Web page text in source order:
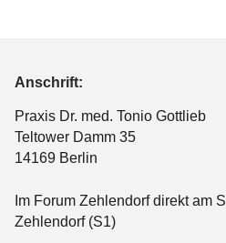
Anschrift:
Praxis Dr. med. Tonio Gottlieb
Teltower Damm 35
14169 Berlin
Im Forum Zehlendorf direkt am
Zehlendorf (S1)